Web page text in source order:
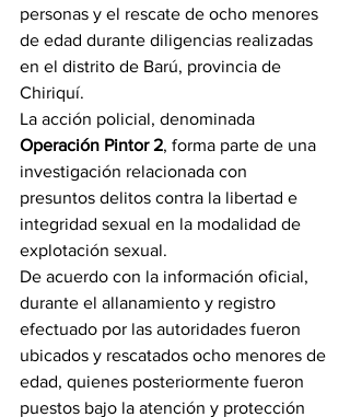
personas y el rescate de ocho menores
de edad durante diligencias realizadas
en el distrito de Barú, provincia de
Chiriquí.
La acción policial, denominada
Operación Pintor 2, forma parte de una
investigación relacionada con
presuntos delitos contra la libertad e
integridad sexual en la modalidad de
explotación sexual.
De acuerdo con la información oficial,
durante el allanamiento y registro
efectuado por las autoridades fueron
ubicados y rescatados ocho menores de
edad, quienes posteriormente fueron
puestos bajo la atención y protección